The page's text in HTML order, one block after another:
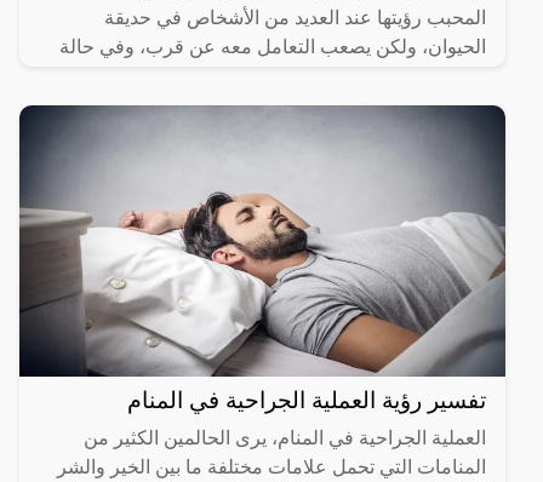
المحبب رؤيتها عند العديد من الأشخاص في حديقة
الحيوان، ولكن يصعب التعامل معه عن قرب، وفي حالة
تفسير رؤية العملية الجراحية في المنام
العملية الجراحية في المنام، يرى الحالمين الكثير من
المنامات التي تحمل علامات مختلفة ما بين الخير والشر